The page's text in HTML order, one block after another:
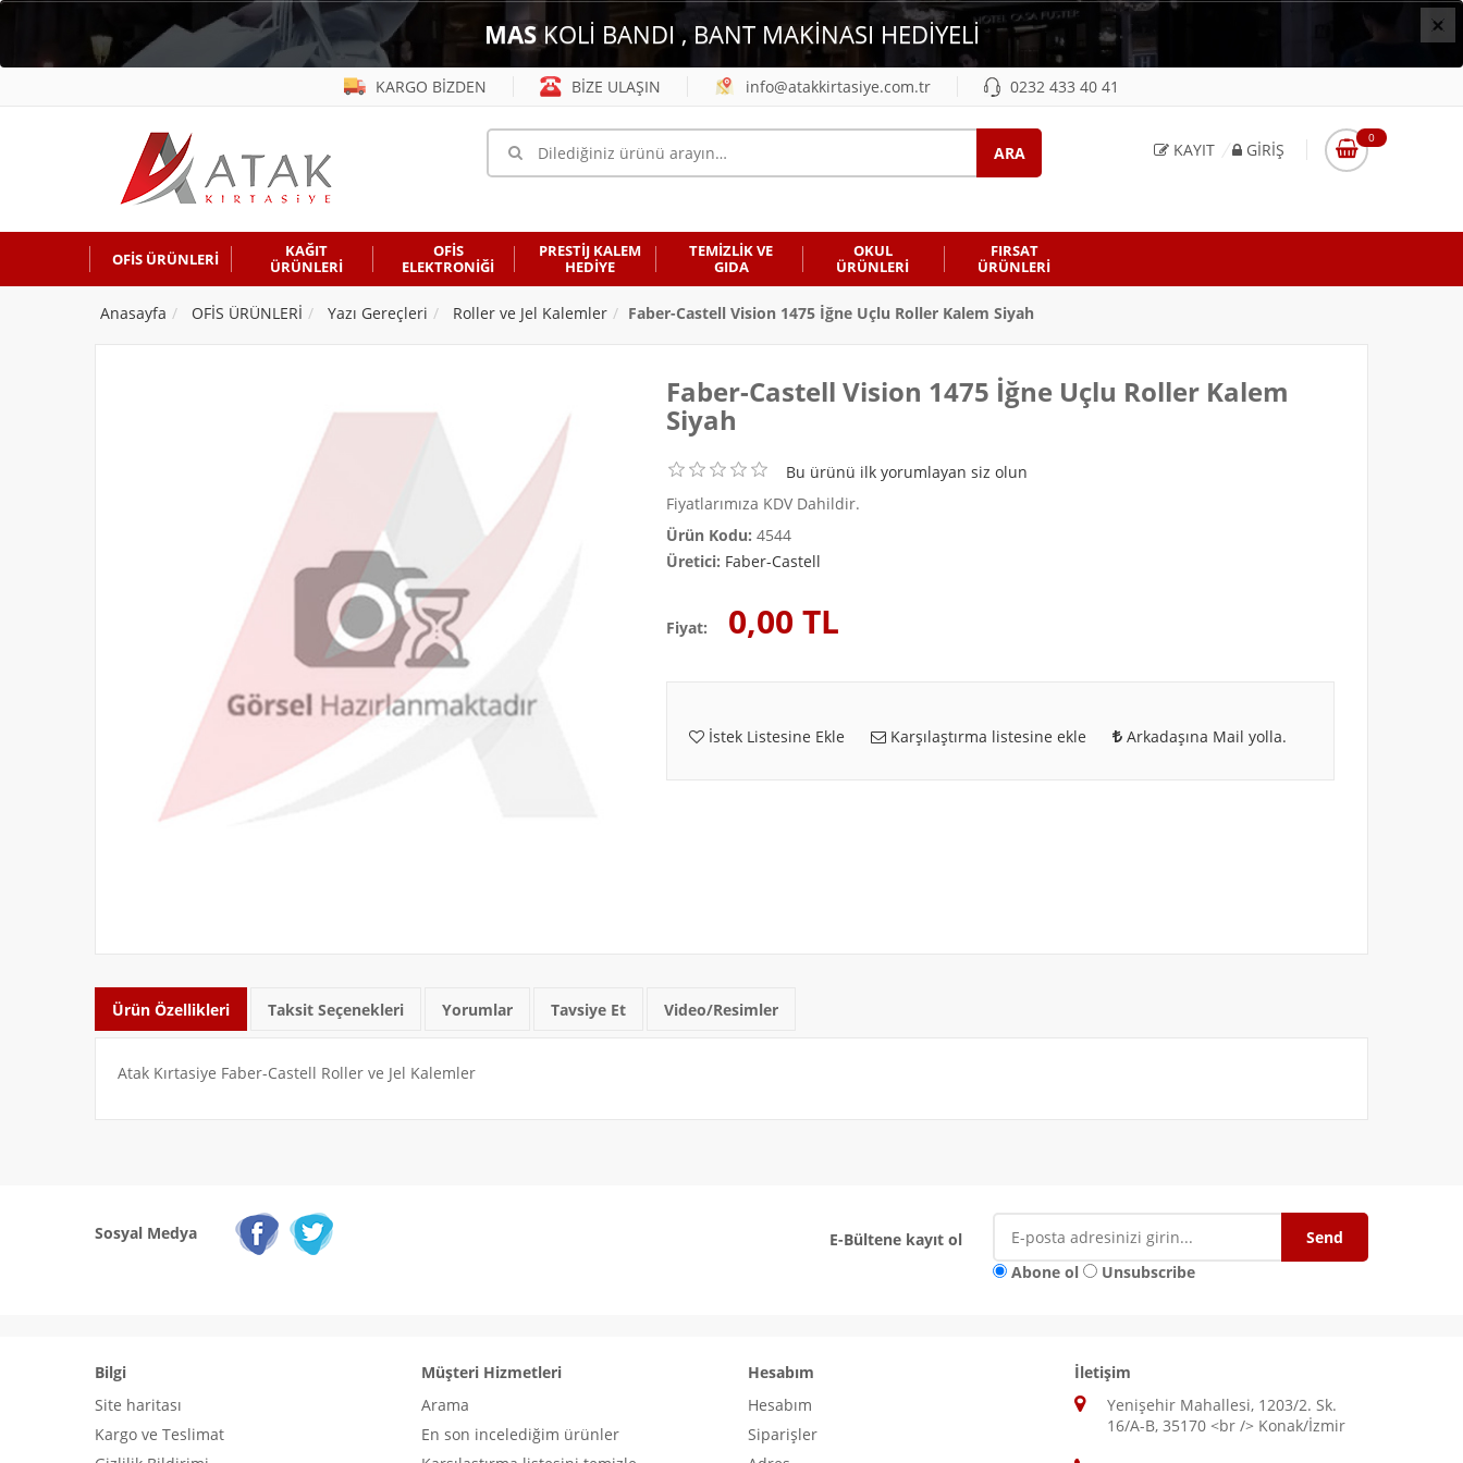
×
MASKOLİ BANDI , BANT MAKİNASI HEDİYELİ
KARGO BİZDEN BİZE ULAŞIN info@atakkirtasiye.com.tr 0232 433 40 41
KAYIT GIRIŞ
0
OFİS ÜRÜNLERİ
KAĞIT
ÜRÜNLERİ
OFİS
ELEKTRONİĞİ
PRESTİJ KALEM
HEDİYE
TEMİZLİK VE
GIDA
OKUL
ÜRÜNLERİ
FIRSAT
ÜRÜNLERI
Anasayfa OFİS ÜRÜNLERİ Yazı Gereçleri Roller ve Jel Kalemler Faber-Castell Vision 1475 İğne Uçlu Roller Kalem Siyah
Faber-Castell Vision 1475 İğne Uçlu Roller Kalem
Siyah
Bu ürünü ilk yorumlayan siz olun
Fiyatlarımıza KDV Dahildir.
Ürün Kodu: 4544
Üretici: Faber-Castell
Fiyat: 0,00 TL
İstek Listesine Ekle Karşılaştırma listesine ekle Arkadaşına Mail yolla.
Ürün Özellikleri Taksit Seçenekleri Yorumlar Tavsiye Et Video/Resimler
Atak Kırtasiye Faber-Castell Roller ve Jel Kalemler
Sosyal Medya
E-Bültene kayıt ol
Abone ol
Unsubscribe
Bilgi
Site haritası
Kargo ve Teslimat
Müşteri Hizmetleri
Arama
En son incelediğim ürünler
Hesabım
Hesabım
Siparişler
İletişim
Yenişehir Mahallesi, 1203/2. Sk.
16/A-B, 35170 <br /> Konak/İzmir